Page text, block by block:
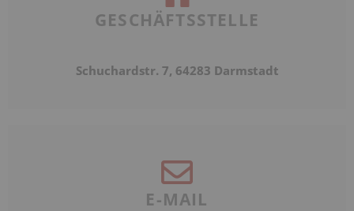
GESCHÄFTSSTELLE
Schuchardstr. 7, 64283 Darmstadt
E-MAIL